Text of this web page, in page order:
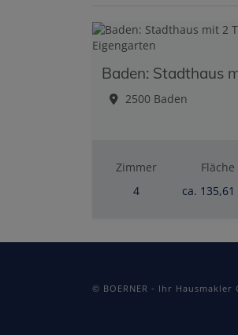
2500 Baden
Zimmer
4
Fläche
ca. 135,61
© BOERNER - Ihr